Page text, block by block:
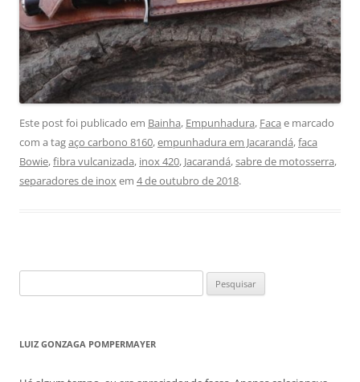
Este post foi publicado em Bainha, Empunhadura, Faca e marcado
com a tagaço carbono 8160,empunhadura em Jacarandá,faca
Bowie,fibra vulcanizada, inox 420, Jacarandá,sabre de motosserra,
separadores de inoxem 4 de outubro de 2018.
por:
LUIZ GONZAGA POMPERMAYER